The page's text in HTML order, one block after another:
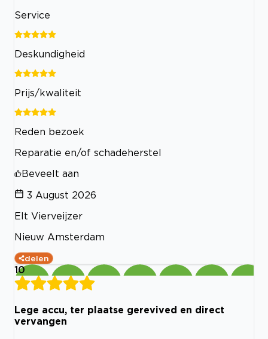
Service
Deskundigheid
Prijs/kwaliteit
Reden bezoek
Reparatie en/of schadeherstel
Beveelt aan
3 August 2026
Elt Vierveijzer
Nieuw Amsterdam
delen
10
Lege accu, ter plaatse gerevived en direct
vervangen